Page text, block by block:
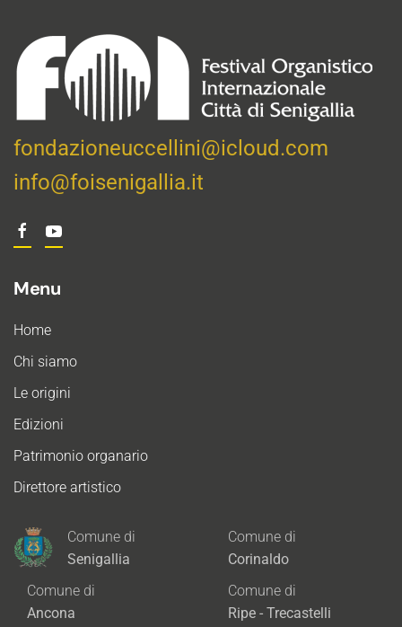
fondazioneuccellini@icloud.com
info@foisenigallia.it
Menu
Home
Chi siamo
Le origini
Edizioni
Patrimonio organario
Direttore artistico
Comune di
Senigallia
Comune di
Ancona
Comune di
Corinaldo
Comune di
Ripe - Trecastelli